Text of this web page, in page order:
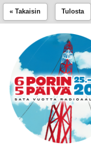
« Takaisin Tulosta